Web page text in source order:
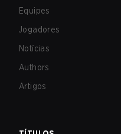
Equipes
Jogadores
Notícias
Authors
Artigos